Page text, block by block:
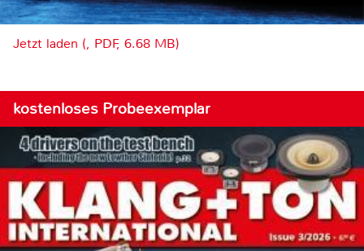
Jetzt laden (, PDF, 6.68 MB)
kostenloses Probeexemplar